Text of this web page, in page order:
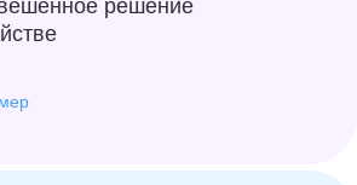
решение